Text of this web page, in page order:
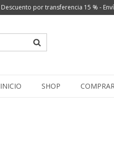
Descuento por transferencia 15 % -
INICIO SHOP